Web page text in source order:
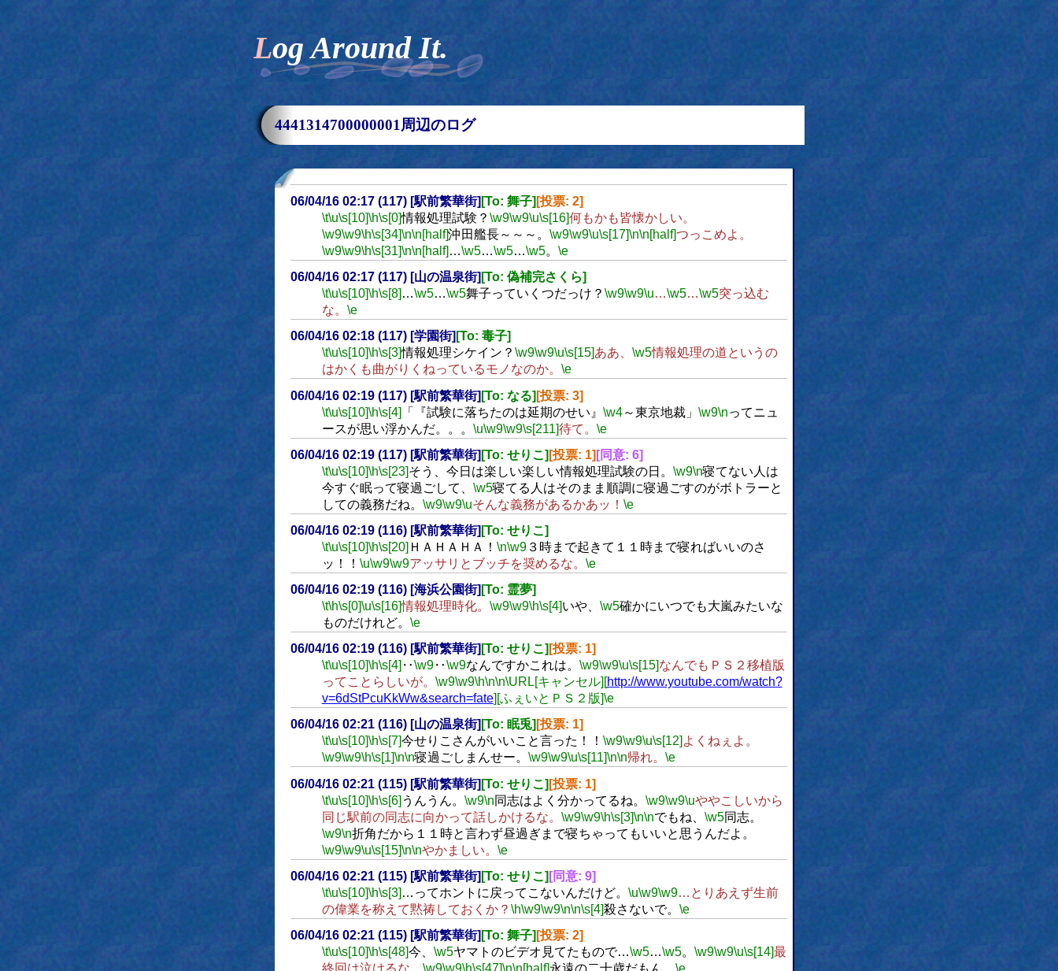
Log Around It.
4441314700000001周辺のログ
06/04/16 02:17 (117) [駅前繁華街] [To: 舞子] [投票: 2]
\t\u\s[10]\h\s[0]情報処理試験？ \w9\w9\u\s[16]何もかも皆懐かしい。
\w9\w9\h\s[34]\n\n[half]沖田艦長～～～。 \w9\w9\u\s[17]\n\n[half]つっこめよ。
\w9\w9\h\s[31]\n\n[half] …\w5…\w5…\w5。 \e
06/04/16 02:17 (117) [山の温泉街] [To: 偽補完さくら]
\t\u\s[10]\h\s[8] …\w5…\w5舞子っていくつだっけ？ \w9\w9\u…\w5…\w5突っ込む
な。 \e
06/04/16 02:18 (117) [学園街] [To: 毒子]
\t\u\s[10]\h\s[3]情報処理シケイン？ \w9\w9\u\s[15]ああ、 \w5情報処理の道というの
はかくも曲がりくねっているモノなのか。 \e
06/04/16 02:19 (117) [駅前繁華街] [To: なる] [投票: 3]
\t\u\s[10]\h\s[4] 「『試験に落ちたのは延期のせい』 \w4～東京地裁」 \w9\nってニュ
ースが思い浮かんだ。。。 \u\w9\w9\s[211]待て。 \e
06/04/16 02:19 (117) [駅前繁華街] [To: せりこ] [投票: 1] [同意: 6]
\t\u\s[10]\h\s[23]そう、今日は楽しい楽しい情報処理試験の日。 \w9\n寝てない人は
今すぐ眠って寝過ごして、 \w5寝てる人はそのまま順調に寝過ごすのがボトラーと
しての義務だね。 \w9\w9\uそんな義務があるかあッ！ \e
06/04/16 02:19 (116) [駅前繁華街] [To: せりこ]
\t\u\s[10]\h\s[20] ＨＡＨＡＨＡ！ \n\w9３時まで起きて１１時まで寝ればいいのさ
ッ！！ \u\w9\w9アッサリとブッチを奨めるな。 \e
06/04/16 02:19 (116) [海浜公園街] [To: 霊夢]
\t\h\s[0]\u\s[16]情報処理時化。 \w9\w9\h\s[4]いや、 \w5確かにいつでも大嵐みたいな
ものだけれど。 \e
06/04/16 02:19 (116) [駅前繁華街] [To: せりこ] [投票: 1]
\t\u\s[10]\h\s[4] ‥\w9‥\w9なんですかこれは。 \w9\w9\u\s[15]なんでもＰＳ２移植版
ってことらしいが。 \w9\w9\h\n\n\URL[キャンセル][http://www.youtube.com/watch?
v=6dStPcuKkWw&search=fate][ふぇいとＰＳ２版]\e
06/04/16 02:21 (116) [山の温泉街] [To: 眠兎] [投票: 1]
\t\u\s[10] \h\s[7] 今せりこさんがいいこと言った！！ \w9\w9\u\s[12] よくねぇよ。
\w9\w9\h\s[1] \n\n寝過ごしまんせー。 \w9\w9\u\s[11] \n\n帰れ。 \e
06/04/16 02:21 (115) [駅前繁華街] [To: せりこ] [投票: 1]
\t\u\s[10]\h\s[6] うんうん。 \w9\n同志はよく分かってるね。 \w9\w9\uややこしいから
同じ駅前の同志に向かって話しかけるな。 \w9\w9\h\s[3]\n\nでもね、 \w5同志。
\w9\n折角だから１１時と言わず昼過ぎまで寝ちゃってもいいと思うんだよ。
\w9\w9\u\s[15]\n\nやかましい。 \e
06/04/16 02:21 (115) [駅前繁華街] [To: せりこ] [同意: 9]
\t\u\s[10]\h\s[3] …ってホントに戻ってこないんだけど。 \u\w9\w9…とりあえず生前
の偉業を称えて黙祷しておくか？ \h\w9\w9\n\n\s[4]殺さないで。 \e
06/04/16 02:21 (115) [駅前繁華街] [To: 舞子] [投票: 2]
\t\u\s[10]\h\s[48]今、 \w5ヤマトのビデオ見てたもので…\w5…\w5。 \w9\w9\u\s[14]最
終回は泣けるな。 \w9\w9\h\s[47]\n\n[half]永遠の二十歳だもん。 \e